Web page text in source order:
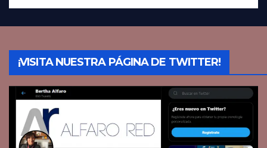
¡VISITA NUESTRA PÁGINA DE TWITTER!